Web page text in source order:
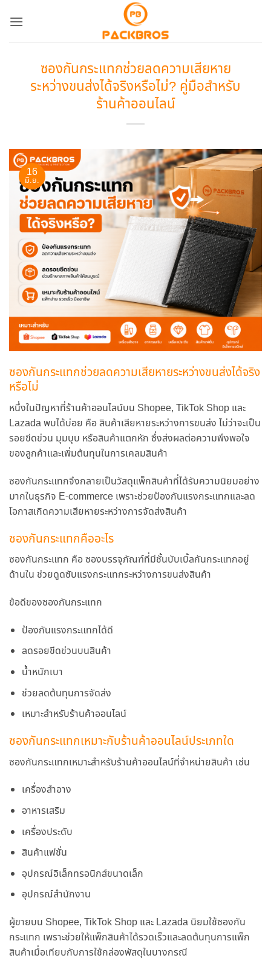
ซองกันกระแทกช่วยลดความเสียหาย
ระหว่างขนส่งได้จริงหรือไม่? คู่มือสำหรับ
ร้านค้าออนไลน์
16
มิ.ย.
ซองกันกระแทกช่วยลดความเสียหายระหว่างขนส่งได้จริง
หรือไม่
หนึ่งในปัญหาที่ร้านค้าออนไลน์บน Shopee, TikTok Shop และ
Lazada พบได้บ่อย คือ สินค้าเสียหายระหว่างการขนส่ง ไม่ว่าจะเป็น
รอยขีดข่วน มุมบุบ หรือสินค้าแตกหัก ซึ่งส่งผลต่อความพึงพอใจ
ของลูกค้าและเพิ่มต้นทุนในการเคลมสินค้า
ซองกันกระแทกจึงกลายเป็นวัสดุแพ็กสินค้าที่ได้รับความนิยมอย่าง
มากในธุรกิจ E-commerce เพราะช่วยป้องกันแรงกระแทกและลด
โอกาสเกิดความเสียหายระหว่างการจัดส่งสินค้า
ซองกันกระแทกคืออะไร
ซองกันกระแทก คือ ซองบรรจุภัณฑ์ที่มีชั้นบับเบิ้ลกันกระแทกอยู่
ด้านใน ช่วยดูดซับแรงกระแทกระหว่างการขนส่งสินค้า
ข้อดีของซองกันกระแทก
ป้องกันแรงกระแทกได้ดี
ลดรอยขีดข่วนบนสินค้า
น้ำหนักเบา
ช่วยลดต้นทุนการจัดส่ง
เหมาะสำหรับร้านค้าออนไลน์
ซองกันกระแทกเหมาะกับร้านค้าออนไลน์ประเภทใด
ซองกันกระแทกเหมาะสำหรับร้านค้าออนไลน์ที่จำหน่ายสินค้า เช่น
เครื่องสำอาง
อาหารเสริม
เครื่องประดับ
สินค้าแฟชั่น
อุปกรณ์อิเล็กทรอนิกส์ขนาดเล็ก
อุปกรณ์สำนักงาน
ผู้ขายบน Shopee, TikTok Shop และ Lazada นิยมใช้ซองกัน
กระแทก เพราะช่วยให้แพ็กสินค้าได้รวดเร็วและลดต้นทุนการแพ็ก
สินค้าเมื่อเทียบกับการใช้กล่องพัสดุในบางกรณี